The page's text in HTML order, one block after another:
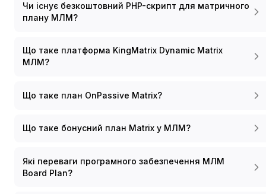
Чи існує безкоштовний PHP-скрипт для матричного
плану МЛМ?
Що таке платформа KingMatrix Dynamic Matrix
МЛМ?
Що таке план OnPassive Matrix?
Що таке бонусний план Matrix у МЛМ?
Які переваги програмного забезпечення МЛМ
Board Plan?